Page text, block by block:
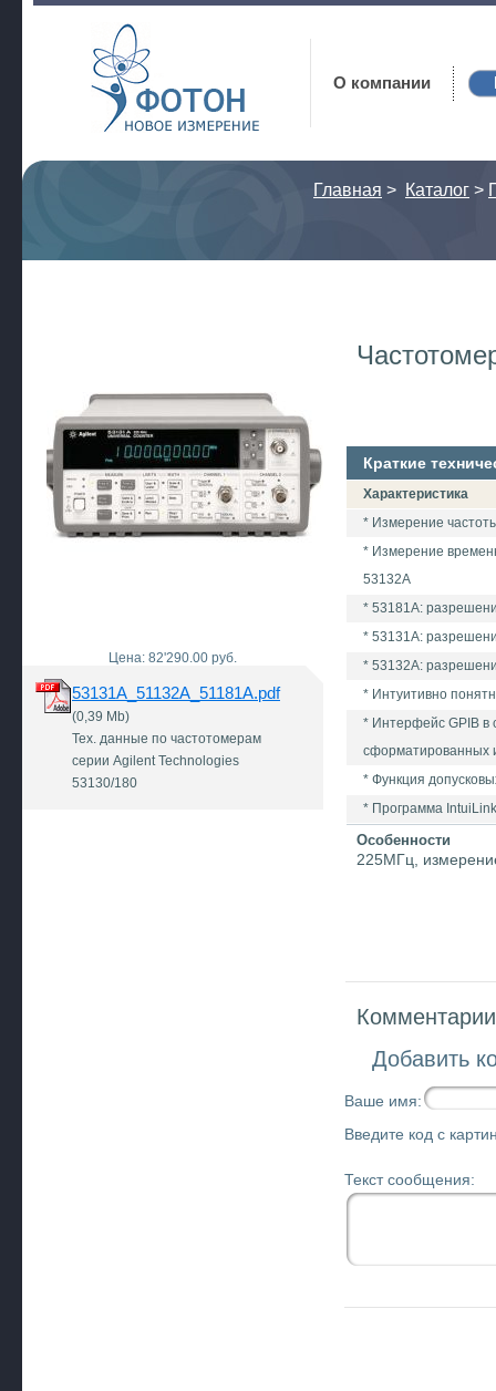
Фотон
О компании
Главная > Каталог >
Цена: 82'290.00 руб.
53131A_51132A_51181A.pdf
(0,39 Mb)
Тех. данные по частотомерам
серии Agilent Technologies
53130/180
Краткие
Характеристика
* Измерение
* Измерение
53132А
* 53181А:
* 53131А:
* 53132А:
* Интуитивно
* Интерфейс GPIB в
сформатированных
* Функция
* Программа
Особенности
225МГц,
Добавить
Ваше имя:
Введите код с
Текст сообщения: